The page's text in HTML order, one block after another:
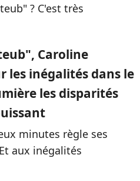
? C'est très
Caroline
les inégalités dans le
les disparités
minutes règle ses
aux inégalités